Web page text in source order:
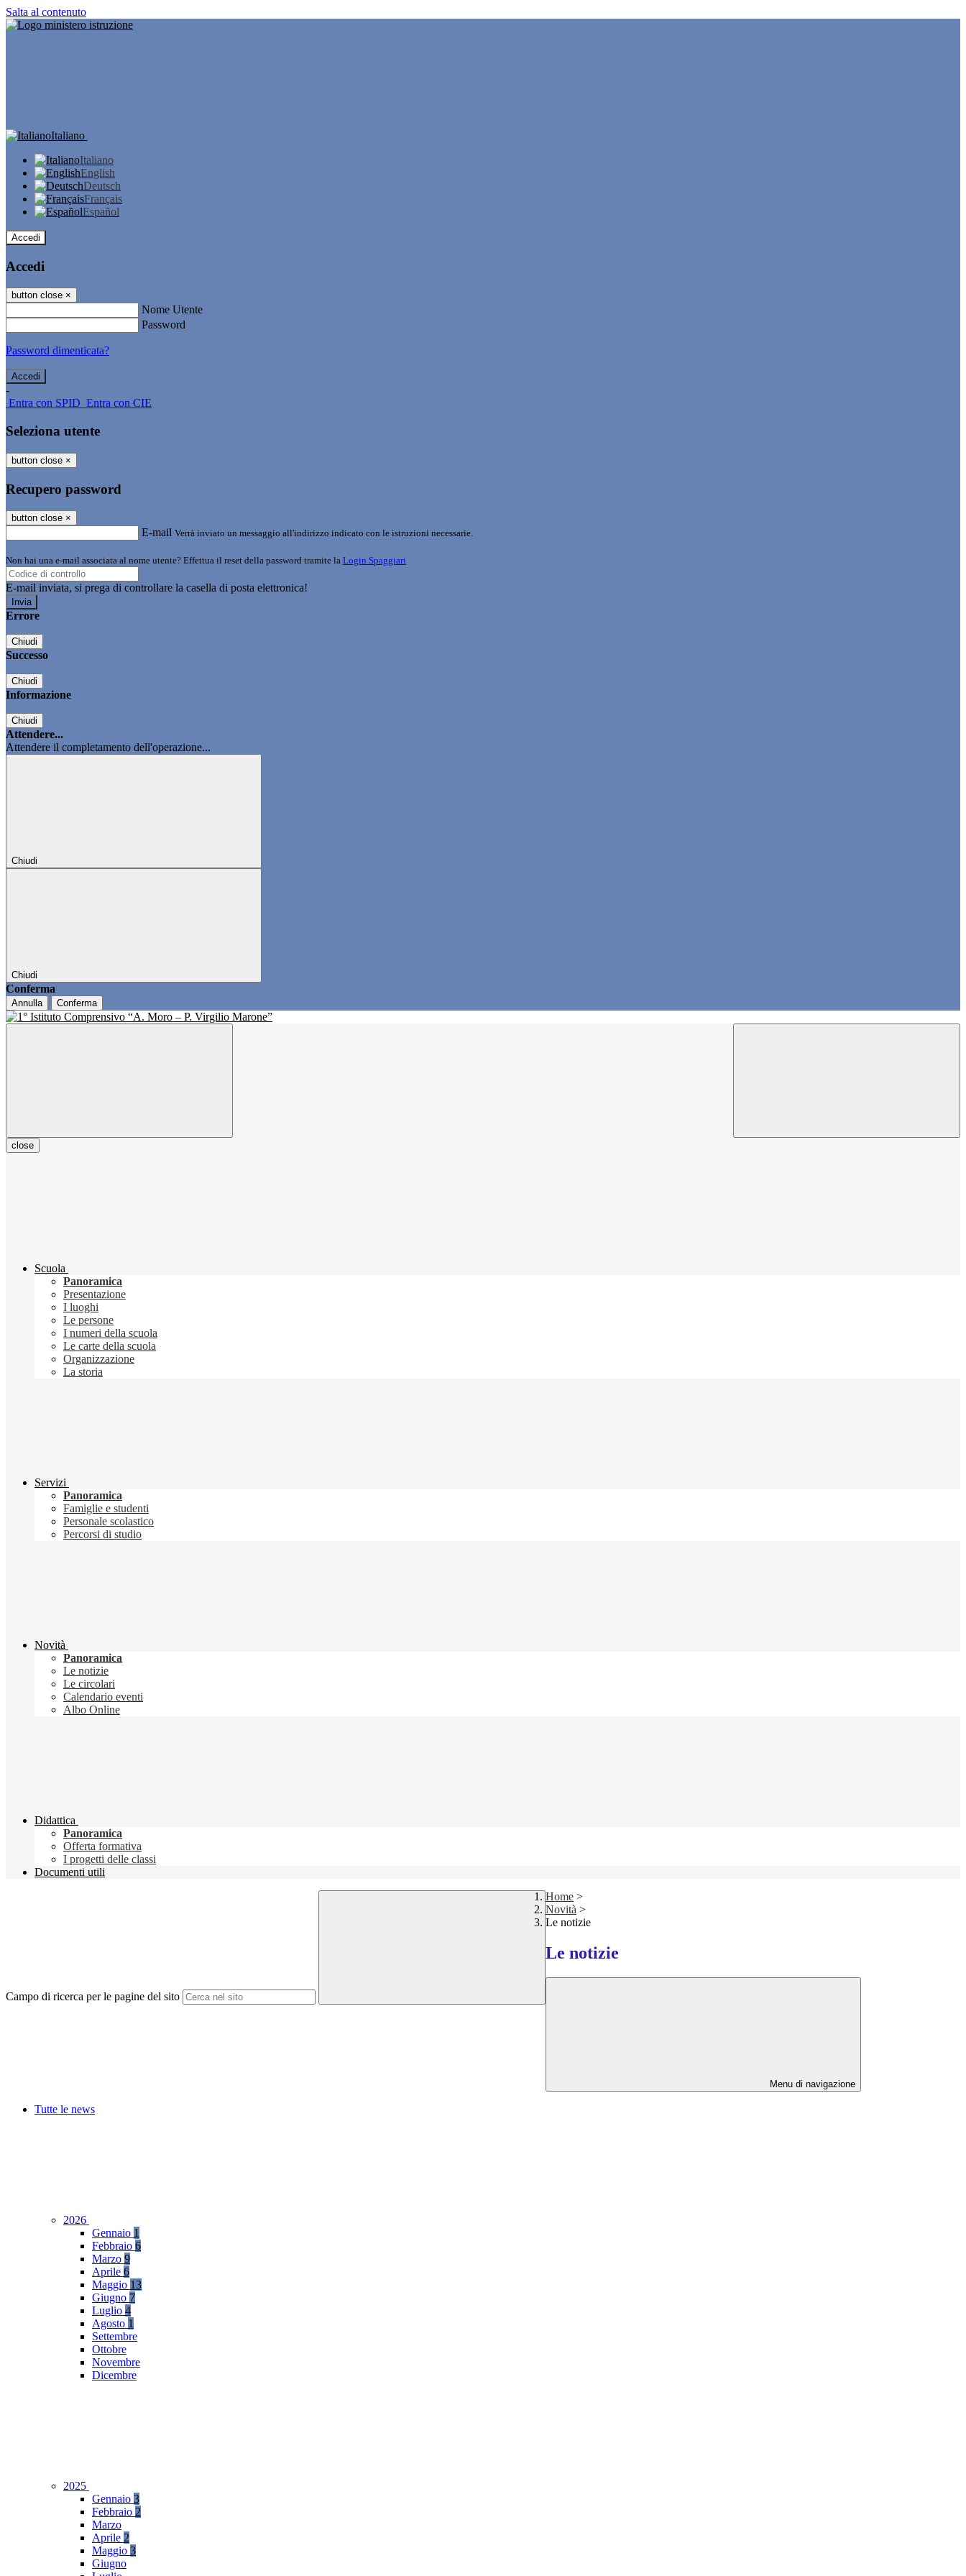
Salta al contenuto
Italiano
Italiano
English
Deutsch
Français
Español
Accedi
Accedi
button close ×
Nome Utente
Password
Password dimenticata?
-
Entra con SPID Entra con CIE
Seleziona utente
button close ×
Recupero password
button close ×
E-mail Verrà inviato un messaggio all'indirizzo indicato con le istruzioni necessarie.
Non hai una e-mail associata al nome utente? Effettua il reset della password tramite la Login Spaggiari
E-mail inviata, si prega di controllare la casella di posta elettronica!
Errore
Chiudi
Successo
Chiudi
Informazione
Chiudi
Attendere...
Attendere il completamento dell'operazione...
Chiudi
Chiudi
Conferma
Annulla Conferma
close
Scuola
Panoramica
Presentazione
I luoghi
Le persone
I numeri della scuola
Le carte della scuola
Organizzazione
La storia
Servizi
Panoramica
Famiglie e studenti
Personale scolastico
Percorsi di studio
Novità
Panoramica
Le notizie
Le circolari
Calendario eventi
Albo Online
Didattica
Panoramica
Offerta formativa
I progetti delle classi
Documenti utili
Campo di ricerca per le pagine del sito
Home >
Novità >
Le notizie
Le notizie
Menu di navigazione
Tutte le news
2026
Gennaio 1
Febbraio 6
Marzo 9
Aprile 6
Maggio 13
Giugno 7
Luglio 4
Agosto 1
Settembre
Ottobre
Novembre
Dicembre
2025
Gennaio 3
Febbraio 2
Marzo
Aprile 2
Maggio 3
Giugno